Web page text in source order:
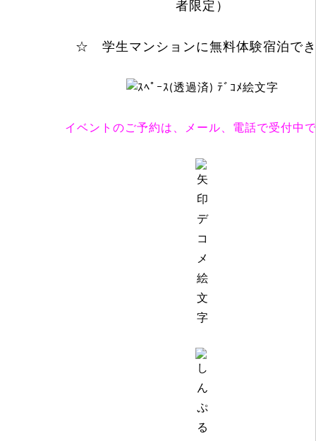
者限定）
☆ 学生マンションに無料体験宿泊で
イベントのご予約は、メール、電話で受付中